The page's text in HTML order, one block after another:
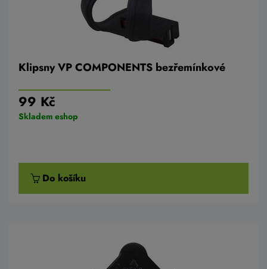
Klipsny VP COMPONENTS bezřemínkové
99 Kč
Skladem eshop
Do košíku